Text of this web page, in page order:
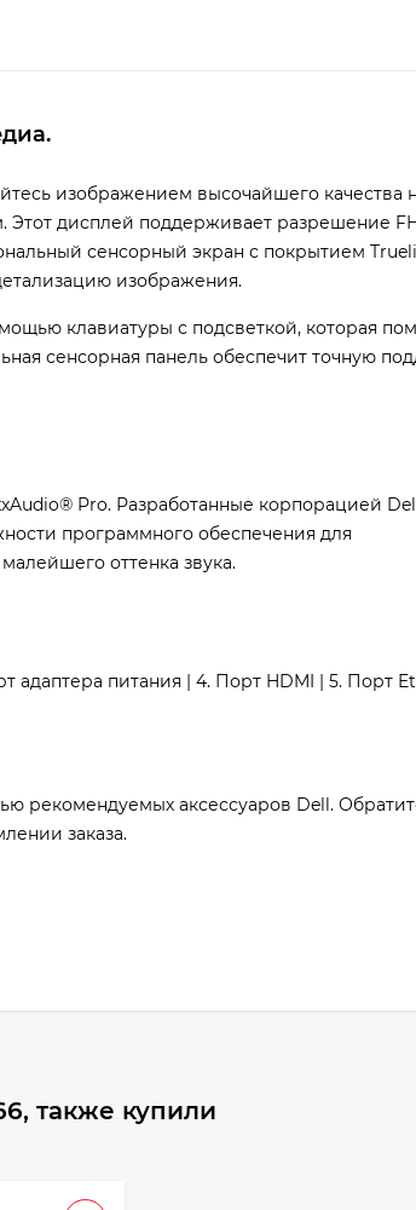
изображением высочайшего качества
дисплей поддерживает разрешение
сенсорный экран с покрытием
изображения.
клавиатуры с подсветкой, которая
сенсорная панель обеспечит точную
Pro. Разработанные корпорацией
программного обеспечения для
оттенка звука.
адаптера питания | 4. Порт HDMI | 5. Порт
рекомендуемых аксессуаров Dell.
заказа.
также купили